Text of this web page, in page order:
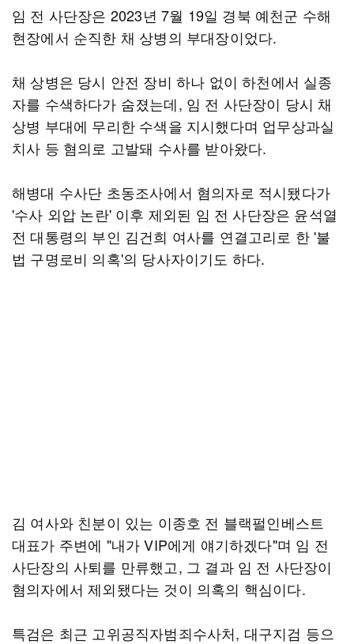
임 전 사단장은 2023년 7월 19일 경북 예천군 수해
현장에서 순직한 채 상병의 부대장이었다.
채 상병은 당시 안전 장비 하나 없이 하천에서 실종
자를 수색하다가 숨졌는데, 임 전 사단장이 당시 채
상병 부대에 무리한 수색을 지시했다며 업무상과실
치사 등 혐의로 고발돼 수사를 받아왔다.
해병대 수사단 초동조사에서 혐의자로 적시됐다가
'수사 외압 논란' 이후 제외된 임 전 사단장은 윤석열
전 대통령의 부인 김건희 여사를 연결고리로 한 '불
법 구명로비 의혹'의 당사자이기도 하다.
김 여사와 친분이 있는 이종호 전 블랙펄인베스트
대표가 주변에 "내가 VIP에게 얘기하겠다"며 임 전
사단장의 사퇴를 만류했고, 그 결과 임 전 사단장이
혐의자에서 제외됐다는 것이 의혹의 핵심이다.
특검은 최근 고위공직자범죄수사처, 대구지검 등으